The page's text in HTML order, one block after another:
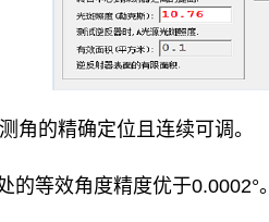
角的精确定位且连续可调。
等效角度精度优于0.0002°。